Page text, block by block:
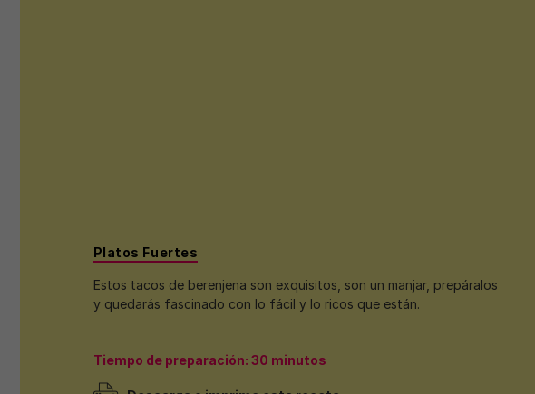
Platos Fuertes
Estos tacos de berenjena son exquisitos, son un manjar, prepáralos
y quedarás fascinado con lo fácil y lo ricos que están.
Tiempo de preparación: 30 minutos